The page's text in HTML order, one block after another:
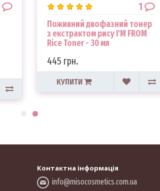
1
Поживний двофазний тонер
з екстрактом рису I'M FROM
Rice Toner - 30 мл
445 грн.
КУПИТИ
Контактна інформація
info@misocosmetics.com.ua